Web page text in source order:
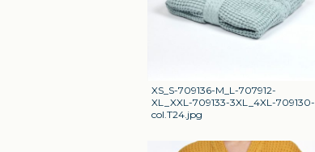
XS_S-709136-M_L-707912-
XL_XXL-709133-3XL_4XL-709130-
col.T24.jpg